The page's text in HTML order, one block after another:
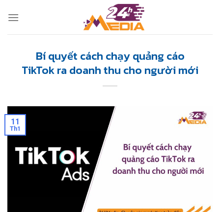
Bí quyết cách chạy quảng cáo
TikTok ra doanh thu cho người mới
11
Th1